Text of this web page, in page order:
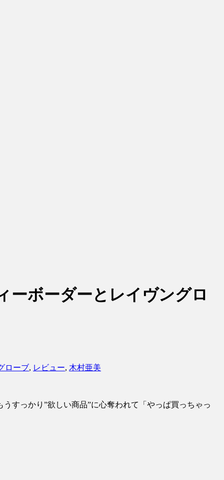
ーボーダーとレイヴングロ
ローブ, レビュー, 木村亜美
すっかり”欲しい商品”に心奪われて「やっぱ買っちゃっ